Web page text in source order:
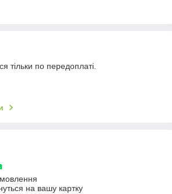
тільки по передоплаті.
на вашу картку